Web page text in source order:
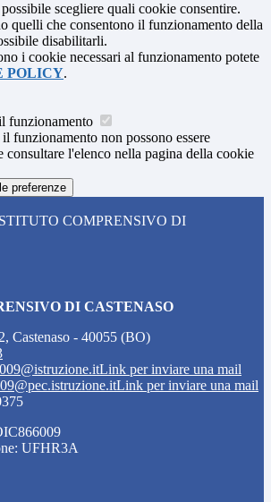
scegliere quali cookie consentire.
quelli che consentono il funzionamento della
disabilitarli.
i cookie necessari al funzionamento potete
POLICY.
funzionamento
funzionamento non possono essere
consultare l'elenco nella pagina della cookie
preferenze
COMPRENSIVO DI
DI CASTENASO
Castenaso - 40055 (BO)
Link per inviare una mail
Link per inviare una mail
UFHR3A